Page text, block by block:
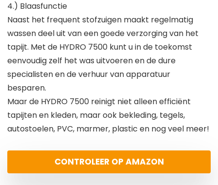
4.) Blaasfunctie
Naast het frequent stofzuigen maakt regelmatig
wassen deel uit van een goede verzorging van het
tapijt. Met de HYDRO 7500 kunt u in de toekomst
eenvoudig zelf het was uitvoeren en de dure
specialisten en de verhuur van apparatuur
besparen.
Maar de HYDRO 7500 reinigt niet alleen efficiënt
tapijten en kleden, maar ook bekleding, tegels,
autostoelen, PVC, marmer, plastic en nog veel meer!
CONTROLEER OP AMAZON